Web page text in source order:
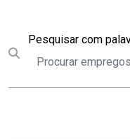
Submit search
Pesquisar com